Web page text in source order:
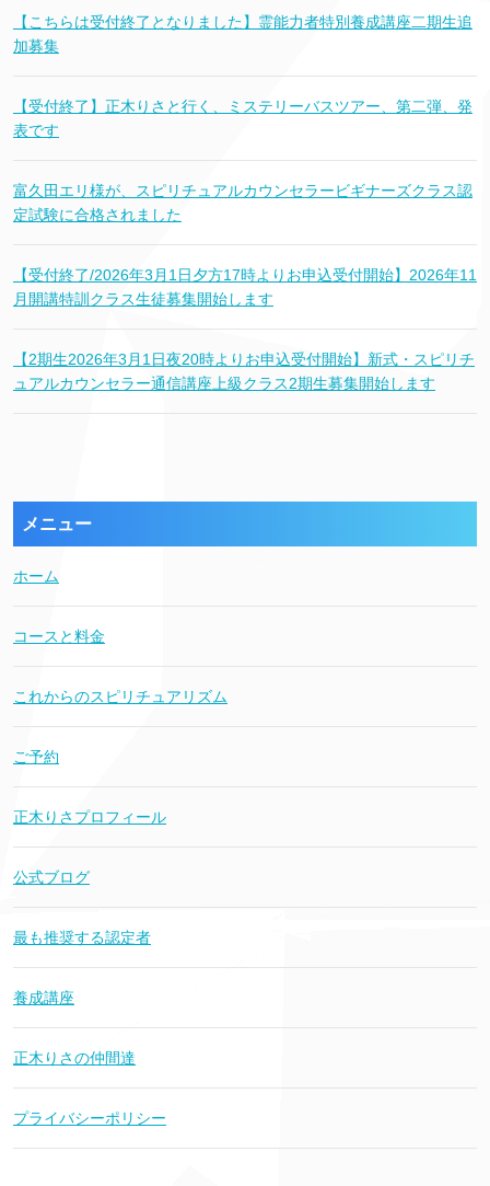
【こちらは受付終了となりました】霊能力者特別養成講座二期生追
加募集
【受付終了】正木りさと行く、ミステリーバスツアー、第二弾、発
表です
富久田エリ様が、スピリチュアルカウンセラービギナーズクラス認
定試験に合格されました
【受付終了/2026年3月1日夕方17時よりお申込受付開始】2026年11
月開講特訓クラス生徒募集開始します
【2期生2026年3月1日夜20時よりお申込受付開始】新式・スピリチ
ュアルカウンセラー通信講座上級クラス2期生募集開始します
メニュー
ホーム
コースと料金
これからのスピリチュアリズム
ご予約
正木りさプロフィール
公式ブログ
最も推奨する認定者
養成講座
正木りさの仲間達
プライバシーポリシー